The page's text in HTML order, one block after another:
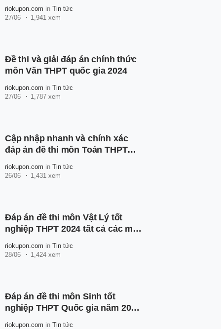
riokupon.com in Tin tức
27/06
1,941 xem
Đề thi và giải đáp án chính thức
môn Văn THPT quốc gia 2024
riokupon.com in Tin tức
27/06
1,787 xem
Cập nhập nhanh và chính xác
đáp án đề thi môn Toán THPT
riokupon.com in Tin tức
26/06
1,431 xem
Đáp án đề thi môn Vật Lý tốt
nghiệp THPT 2024 tất cả các mã
riokupon.com in Tin tức
28/06
1,424 xem
Đáp án đề thi môn Sinh tốt
nghiệp THPT Quốc gia năm 2024
riokupon.com in Tin tức